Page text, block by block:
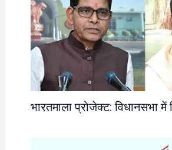
भारतमाला प्रोजेक्ट: विधानसभा में